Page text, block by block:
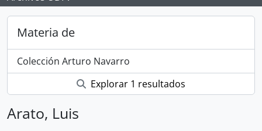
Materia de
Colección Arturo Navarro
Explorar 1 resultados
Arato, Luis